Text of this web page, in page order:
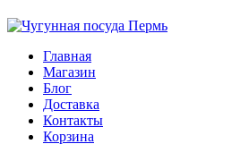
Главная
Магазин
Блог
Доставка
Контакты
Корзина